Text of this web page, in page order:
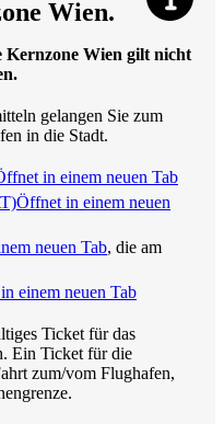
Wien.
Kernzone Wien gilt nicht
gelangen Sie zum
in die Stadt.
in einem neuen Tab
Öffnet in einem neuen
neuen Tab, die am
einem neuen Tab
Ticket für das
Ein Ticket für die
zum/vom Flughafen,